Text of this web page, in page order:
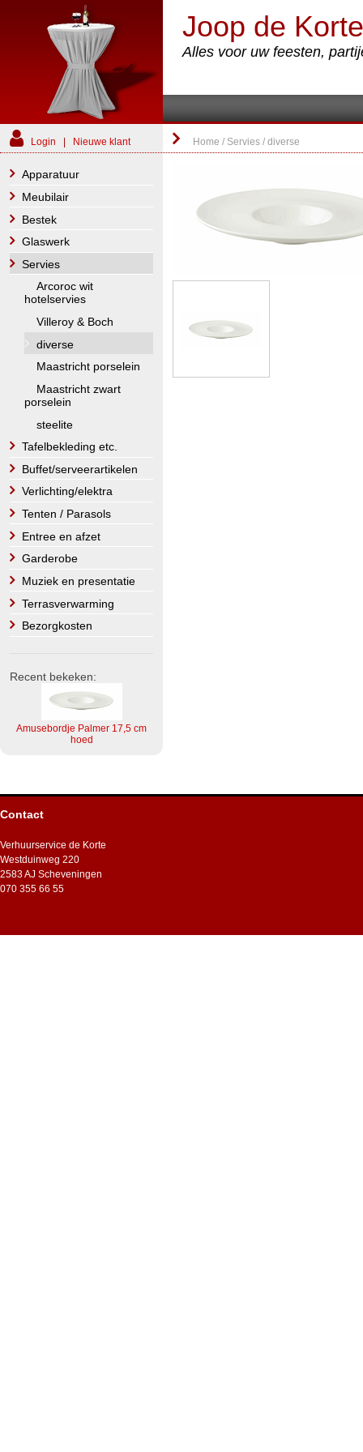
Joop de
Alles voor uw feesten,
Login Nieuwe klant Home / Servies /diverse
Apparatuur
Meubilair
Bestek
Glaswerk
Servies
Arcoroc wit
hotelservies
Villeroy & Boch
diverse
Maastricht porselein
Maastricht zwart
porselein
steelite
Tafelbekleding etc.
Buffet/serveerartikelen
Verlichting/elektra
Tenten / Parasols
Entree en afzet
Garderobe
Muziek en presentatie
Terrasverwarming
Bezorgkosten
Recent bekeken:
Amusebordje Palmer 17,5 cm
hoed
Contact
Verhuurservice de Korte
Westduinweg 220
2583 AJ Scheveningen
070 355 66 55